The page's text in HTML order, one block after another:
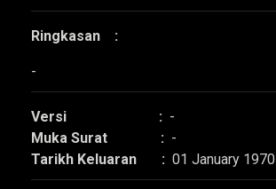
Ringkasan :
-
Versi : -
Muka Surat : -
Tarikh Keluaran : 01 January 1970